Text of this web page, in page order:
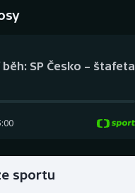
SP Česko – štafeta
sportu